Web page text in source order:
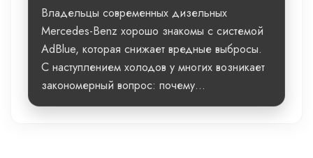
Владельцы современных дизельных
Mercedes-Benz хорошо знакомы с системой
AdBlue, которая снижает вредные выбросы.
С наступлением холодов у многих возникает
закономерный вопрос: почему...